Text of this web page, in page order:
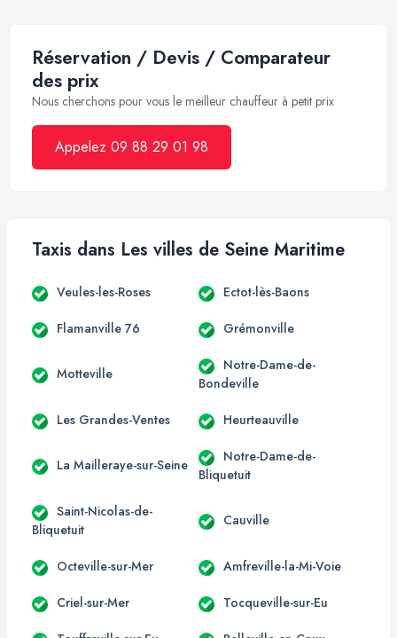
Réservation / Devis / Comparateur
des prix
Nous cherchons pour vous le meilleur chauffeur à petit prix
Appelez 09 88 29 01 98
Taxis dans Les villes de Seine Maritime
Veules-les-Roses Ectot-lès-Baons
Flamanville 76 Grémonville
Motteville
Notre-Dame-de-
Bondeville
Les Grandes-Ventes Heurteauville
La Mailleraye-sur-Seine
Notre-Dame-de-
Bliquetuit
Saint-Nicolas-de-
Bliquetuit
Cauville
Octeville-sur-Mer Amfreville-la-Mi-Voie
Criel-sur-Mer Tocqueville-sur-Eu